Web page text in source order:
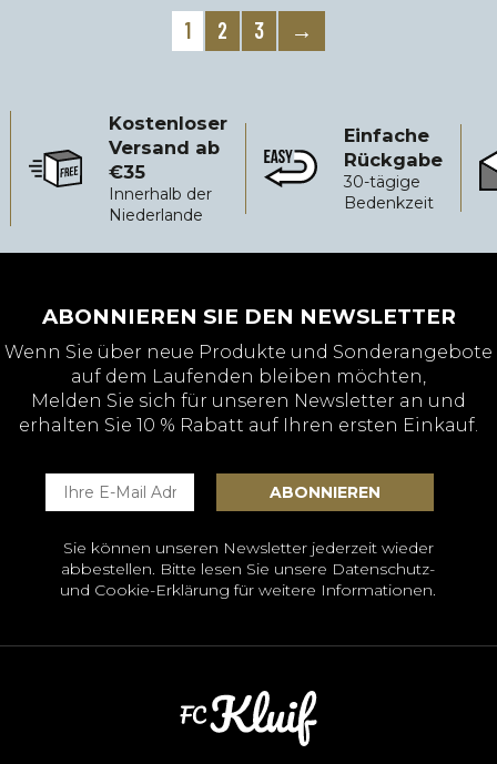
1 2 3 →
Kostenloser
Versand ab
€35
Innerhalb der
Niederlande
Kostenloser Versand ab €35
Einfache
Rückgabe
30-tägige
Bedenkzeit
Einfache Rückgabe
ABONNIEREN SIE DEN NEWSLETTER
Wenn Sie über neue Produkte und Sonderangebote
auf dem Laufenden bleiben möchten,
Melden Sie sich für unseren Newsletter an und
erhalten Sie 10 % Rabatt auf Ihren ersten Einkauf.
Sie können unseren Newsletter jederzeit wieder
abbestellen. Bitte lesen Sie unsere Datenschutz-
und Cookie-Erklärung für weitere Informationen.